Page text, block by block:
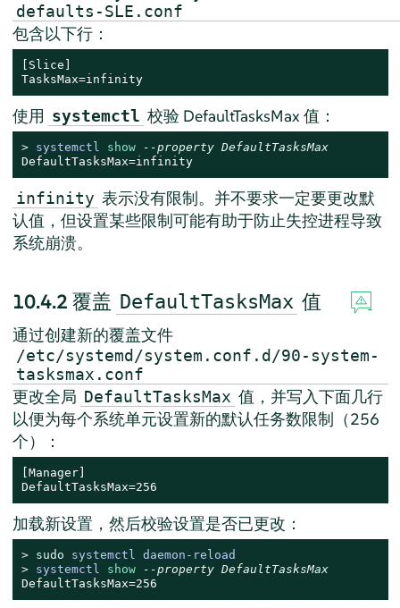
defaults-SLE.conf
包含以下行：
[Slice]
TasksMax=infinity
使用 systemctl 校验 DefaultTasksMax 值：
> systemctl show
--property DefaultTasksMax
DefaultTasksMax=infinity
infinity 表示没有限制。并不要求一定要更改默
认值，但设置某些限制可能有助于防止失控进程导致
系统崩溃。
10.4.2 覆盖 DefaultTasksMax 值
通过创建新的覆盖文件
/etc/systemd/system.conf.d/90-system-
tasksmax.conf
更改全局 DefaultTasksMax 值，并写入下面几行
以便为每个系统单元设置新的默认任务数限制（256
个）：
[Manager]
DefaultTasksMax=256
加载新设置，然后校验设置是否已更改：
> sudo
systemctl daemon-reload
> systemctl show
--property DefaultTasksMax
DefaultTasksMax=256